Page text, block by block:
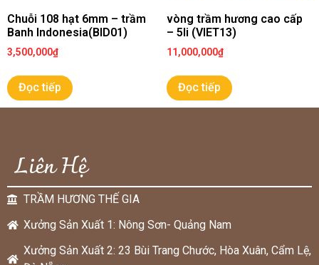
Chuỗi 108 hạt 6mm – trầm
Banh Indonesia(BID01)
3,500,000₫
Đọc tiếp
vòng trầm hương cao cấp
– 5li (VIET13)
11,000,000₫
Đọc tiếp
Liên Hệ
TRẦM HƯƠNG THẾ GIA
Xưởng Sản Xuất 1: Nông Sơn- Quảng Nam
Xưởng Sản Xuất 2: 23 Bùi Trang Chước, Hòa Xuân, Cẩm Lệ,